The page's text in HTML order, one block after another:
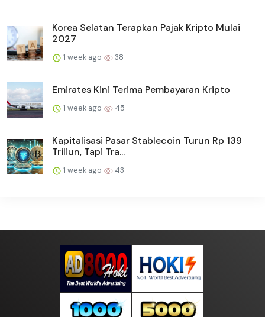
Korea Selatan Terapkan Pajak Kripto Mulai
2027
1 week ago 38
Emirates Kini Terima Pembayaran Kripto
1 week ago 45
Kapitalisasi Pasar Stablecoin Turun Rp 139
Triliun, Tapi Tra...
1 week ago 43